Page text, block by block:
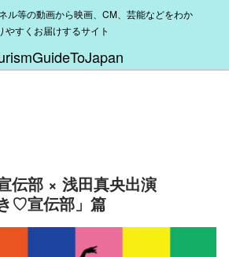
ル等の動画から映画、CM、芸能などをわか
やすくお届けするサイト
伝部 × 浅田真央出演
♡宣伝部」篇